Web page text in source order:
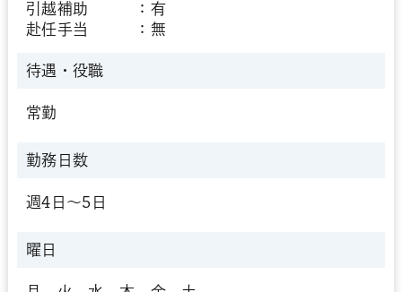
引越補助 ：有
赴任手当 ：無
待遇・役職
常勤
勤務日数
週4日～5日
曜日